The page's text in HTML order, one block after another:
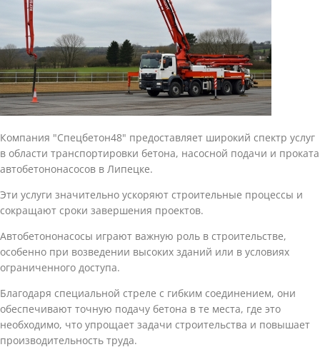
Компания "Спецбетон48" предоставляет широкий спектр услуг
в области транспортировки бетона, насосной подачи и проката
автобетононасосов в Липецке.
Эти услуги значительно ускоряют строительные процессы и
сокращают сроки завершения проектов.
Автобетононасосы играют важную роль в строительстве,
особенно при возведении высоких зданий или в условиях
ограниченного доступа.
Благодаря специальной стреле с гибким соединением, они
обеспечивают точную подачу бетона в те места, где это
необходимо, что упрощает задачи строительства и повышает
производительность труда.